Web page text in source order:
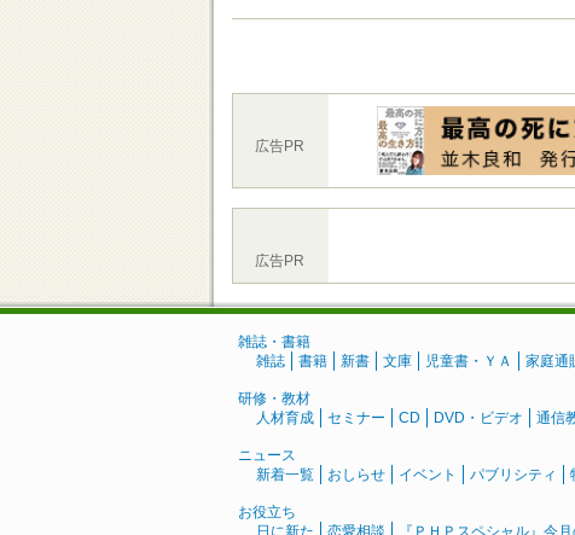
広告PR
広告PR
雑誌・書籍
雑誌
書籍 新書 文庫 児童書・ＹＡ 家庭通
研修・教材
人材育成
セミナー CD DVD・ビデオ 通信
ニュース
新着一覧
おしらせ イベント パブリシティ
お役立ち